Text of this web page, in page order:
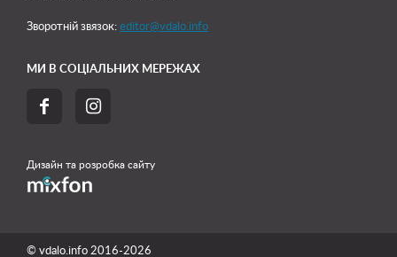
Зворотній звязок: editor@vdalo.info
МИ В СОЦІАЛЬНИХ МЕРЕЖАХ
 
Дизайн та розробка сайту
© vdalo.info 2016-2026